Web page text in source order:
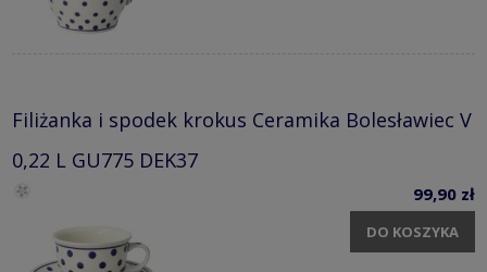
Filiżanka i spodek krokus Ceramika Bolesławiec V
0,22 L GU775 DEK37
99,90 zł
DO KOSZYKA